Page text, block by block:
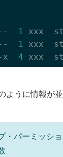
1 xxx
1 xxx
x 4 xxx
ように情報が並
・パーミッシ